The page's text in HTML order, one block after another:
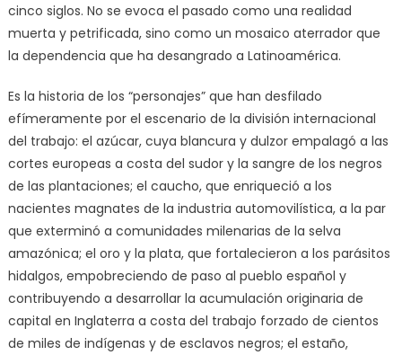
cinco siglos. No se evoca el pasado como una realidad
muerta y petrificada, sino como un mosaico aterrador que
la dependencia que ha desangrado a Latinoamérica.
Es la historia de los “personajes” que han desfilado
efímeramente por el escenario de la división internacional
del trabajo: el azúcar, cuya blancura y dulzor empalagó a las
cortes europeas a costa del sudor y la sangre de los negros
de las plantaciones; el caucho, que enriqueció a los
nacientes magnates de la industria automovilística, a la par
que exterminó a comunidades milenarias de la selva
amazónica; el oro y la plata, que fortalecieron a los parásitos
hidalgos, empobreciendo de paso al pueblo español y
contribuyendo a desarrollar la acumulación originaria de
capital en Inglaterra a costa del trabajo forzado de cientos
de miles de indígenas y de esclavos negros; el estaño,